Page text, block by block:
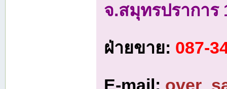
จ.สมุทรปราการ
ฝ่ายขาย: 087-
E-mail: